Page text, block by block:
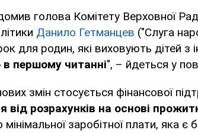
голова Комітету Верховної
Данило Гетманцев ("Слуга
для родин, які виховують дітей з
першому читанні", – йдеться у
змін стосується фінансової
від розрахунків на основі
заробітної плати, яка є